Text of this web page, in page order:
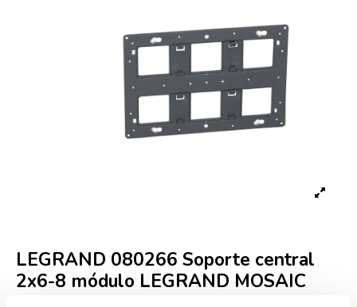
LEGRAND 080266 Soporte central
2x6-8 módulo LEGRAND MOSAIC